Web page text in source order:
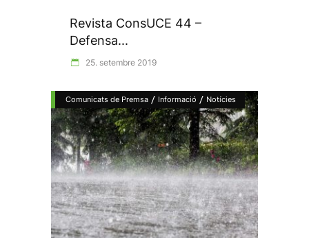
Revista ConsUCE 44 –
Defensa...
25. setembre 2019
Comunicats de Premsa / Informació / Notícies